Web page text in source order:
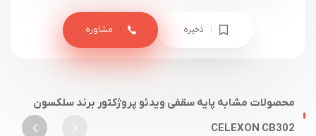
ذخیره مشاوره
محصولات مشابه پایه سقفی ویدئو پروژکتور برند سلکسون
CELEXON CB302